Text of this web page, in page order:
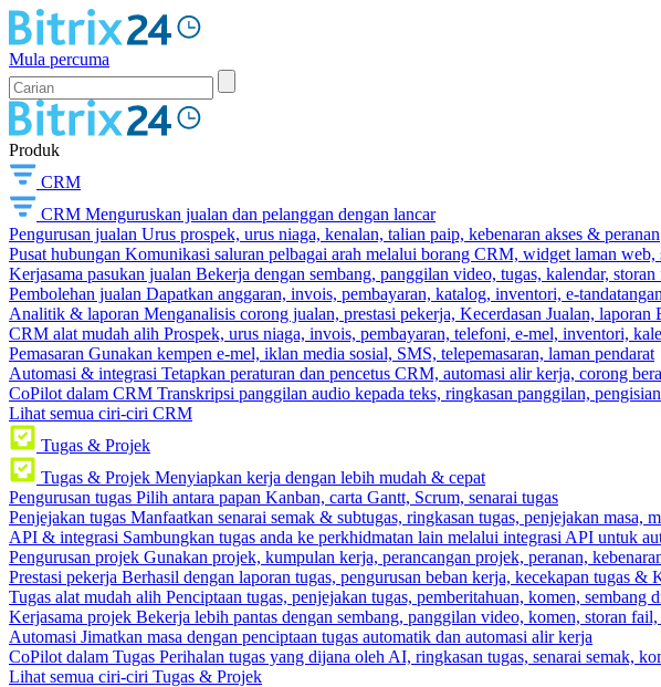
Mula percuma
Produk
CRM
CRM Menguruskan jualan dan pelanggan dengan lancar
Pengurusan jualan Urus prospek, urus niaga, kenalan, talian paip, kebenaran akses & peranan
Pusat hubungan Komunikasi saluran pelbagai arah melalui borang CRM, widget laman
Kerjasama pasukan jualan Bekerja dengan sembang, panggilan video, tugas, kalendar,
Pembolehan jualan Dapatkan anggaran, invois, pembayaran, katalog, inventori, e-
Analitik & laporan Menganalisis corong jualan, prestasi pekerja, Kecerdasan Jualan, laporan
CRM alat mudah alih Prospek, urus niaga, invois, pembayaran, telefoni, e-mel, inventori,
Pemasaran Gunakan kempen e-mel, iklan media sosial, SMS, telepemasaran, laman pendarat
Automasi & integrasi Tetapkan peraturan dan pencetus CRM, automasi alir kerja, corong
CoPilot dalam CRM Transkripsi panggilan audio kepada teks, ringkasan panggilan,
Lihat semua ciri-ciri CRM
Tugas & Projek
Tugas & Projek Menyiapkan kerja dengan lebih mudah & cepat
Pengurusan tugas Pilih antara papan Kanban, carta Gantt, Scrum, senarai tugas
Penjejakan tugas Manfaatkan senarai semak & subtugas, ringkasan tugas, penjejakan masa,
API & integrasi Sambungkan tugas anda ke perkhidmatan lain melalui integrasi API untuk
Pengurusan projek Gunakan projek, kumpulan kerja, perancangan projek, peranan,
Prestasi pekerja Berhasil dengan laporan tugas, pengurusan beban kerja, kecekapan tugas &
Tugas alat mudah alih Penciptaan tugas, penjejakan tugas, pemberitahuan, komen, sembang
Kerjasama projek Bekerja lebih pantas dengan sembang, panggilan video, komen, storan
Automasi Jimatkan masa dengan penciptaan tugas automatik dan automasi alir kerja
CoPilot dalam Tugas Perihalan tugas yang dijana oleh AI, ringkasan tugas, senarai semak,
Lihat semua ciri-ciri Tugas & Projek